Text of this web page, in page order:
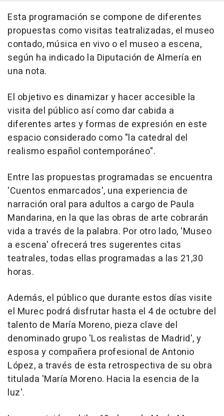
Esta programación se compone de diferentes
propuestas como visitas teatralizadas, el museo
contado, música en vivo o el museo a escena,
según ha indicado la Diputación de Almería en
una nota.
El objetivo es dinamizar y hacer accesible la
visita del público así como dar cabida a
diferentes artes y formas de expresión en este
espacio considerado como "la catedral del
realismo español contemporáneo".
Entre las propuestas programadas se encuentra
'Cuentos enmarcados', una experiencia de
narración oral para adultos a cargo de Paula
Mandarina, en la que las obras de arte cobrarán
vida a través de la palabra. Por otro lado, 'Museo
a escena' ofrecerá tres sugerentes citas
teatrales, todas ellas programadas a las 21,30
horas.
Además, el público que durante estos días visite
el Murec podrá disfrutar hasta el 4 de octubre del
talento de María Moreno, pieza clave del
denominado grupo 'Los realistas de Madrid', y
esposa y compañera profesional de Antonio
López, a través de esta retrospectiva de su obra
titulada 'María Moreno. Hacia la esencia de la
luz'.